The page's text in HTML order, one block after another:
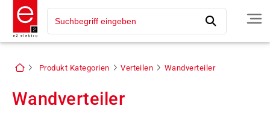
Produkt Kategorien Verteilen Wandverteiler
Wandverteiler